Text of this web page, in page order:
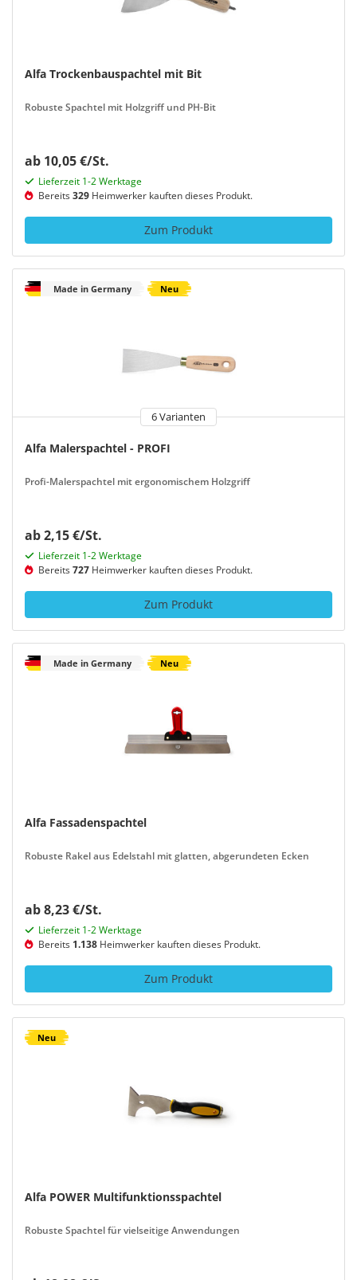
Alfa Trockenbauspachtel mit Bit
Robuste Spachtel mit Holzgriff und PH-Bit
ab 10,05 €/St.
Lieferzeit 1-2 Werktage
Bereits329 Heimwerker kauften dieses Produkt.
Zum Produkt
Made in Germany Neu
6 Varianten
Alfa Malerspachtel - PROFI
Profi-Malerspachtel mit ergonomischem Holzgriff
ab 2,15 €/St.
Lieferzeit 1-2 Werktage
Bereits727 Heimwerker kauften dieses Produkt.
Zum Produkt
Made in Germany Neu
Alfa Fassadenspachtel
Robuste Rakel aus Edelstahl mit glatten, abgerundeten Ecken
ab 8,23 €/St.
Lieferzeit 1-2 Werktage
Bereits 1.138 Heimwerker kauften dieses Produkt.
Zum Produkt
Neu
Alfa POWER Multifunktionsspachtel
Robuste Spachtel für vielseitige Anwendungen